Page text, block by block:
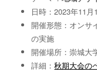
日時：2023年11月
開催形態：オンサ
の実施
開催場所：崇城大
詳細：秋期大会の